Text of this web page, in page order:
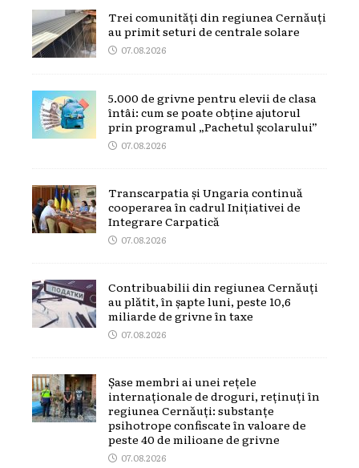
Trei comunități din regiunea Cernăuți
au primit seturi de centrale solare
07.08.2026
5.000 de grivne pentru elevii de clasa
întâi: cum se poate obține ajutorul
prin programul „Pachetul școlarului”
07.08.2026
Transcarpatia și Ungaria continuă
cooperarea în cadrul Inițiativei de
Integrare Carpatică
07.08.2026
Contribuabilii din regiunea Cernăuți
au plătit, în șapte luni, peste 10,6
miliarde de grivne în taxe
07.08.2026
Șase membri ai unei rețele
internaționale de droguri, reținuți în
regiunea Cernăuți: substanțe
psihotrope confiscate în valoare de
peste 40 de milioane de grivne
07.08.2026